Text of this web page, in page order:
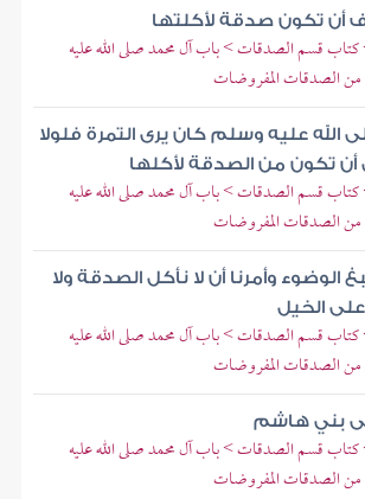
أن تكون صدقة لأكلتها
كتاب قسم الصدقات > باب آل محمد صلى الله عليه
الصدقات المفروضات
الله عليه وسلم كان يرى التمرة فلولا
أن تكون من الصدقة لأكلها
كتاب قسم الصدقات > باب آل محمد صلى الله عليه
الصدقات المفروضات
الوضوء وأمرنا أن لا نأكل الصدقة ولا
على الخيل
كتاب قسم الصدقات > باب آل محمد صلى الله عليه
الصدقات المفروضات
بني هاشم
كتاب قسم الصدقات > باب آل محمد صلى الله عليه
الصدقات المفروضات